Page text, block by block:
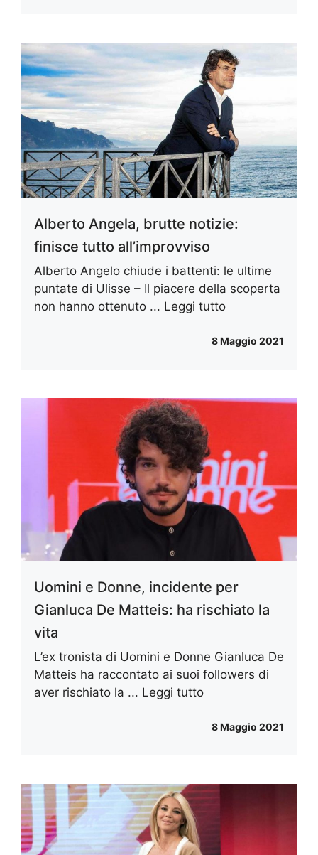
Alberto Angela, brutte notizie:
finisce tutto all’improvviso
Alberto Angelo chiude i battenti: le ultime
puntate di Ulisse – Il piacere della scoperta
non hanno ottenuto ... Leggi tutto
8 Maggio 2021
Uomini e Donne, incidente per
Gianluca De Matteis: ha rischiato la
vita
L’ex tronista di Uomini e Donne Gianluca De
Matteis ha raccontato ai suoi followers di
aver rischiato la ... Leggi tutto
8 Maggio 2021